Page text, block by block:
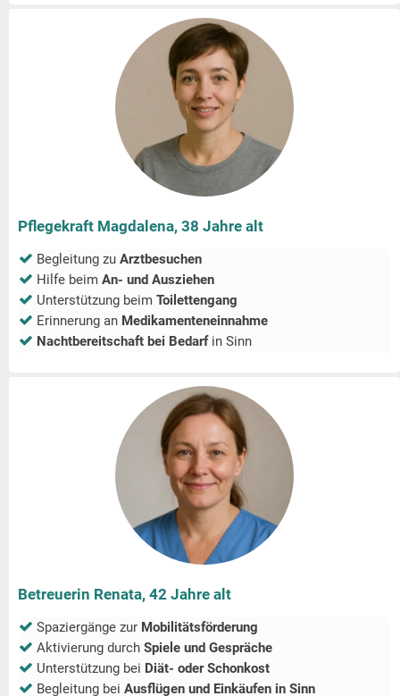
Pflegekraft Magdalena, 38 Jahre alt
Begleitung zu Arztbesuchen
Hilfe beim An- und Ausziehen
Unterstützung beim Toilettengang
Erinnerung an Medikamenteneinnahme
Nachtbereitschaft bei Bedarfin Sinn
Betreuerin Renata, 42 Jahre alt
Spaziergänge zur Mobilitätsförderung
Aktivierung durch Spiele und Gespräche
Unterstützung bei Diät- oder Schonkost
Begleitung bei Ausflügen und Einkäufen in Sinn